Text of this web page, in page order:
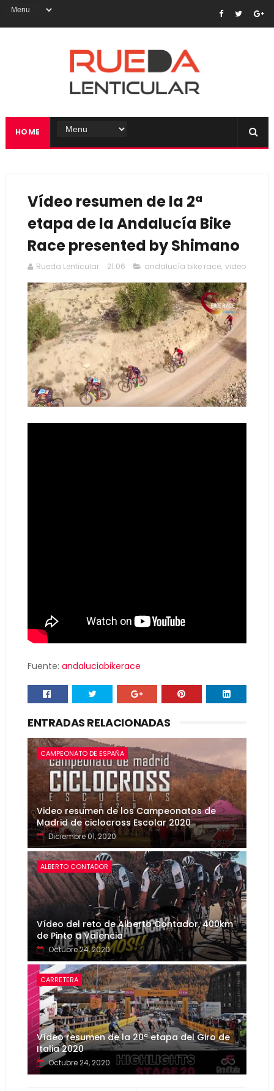
HOME
Vídeo resumen de la 2ª
etapa de la Andalucía Bike
Race presented by Shimano
Rueda Lenticular 21:06 andalucía bike race, video
Fuente: andaluciabikerace
ENTRADAS RELACIONADAS
CAMPEONATO DE ESPAÑA
Video resumen de los Campeonatos de
Madrid de ciclocross Escolar 2020
Diciembre 01, 2020
ALBERTO CONTADOR
Vídeo del reto de Alberto Contador, 400km
de Pinto a Valencia
Octubre 24, 2020
CARRETERA
Vídeo resumen de la 20ª etapa del Giro de
Italia 2020
Octubre 24, 2020